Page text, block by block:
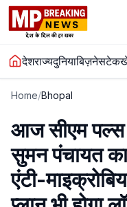
देशराज्यदुनियाबिज़नेसटेक
Home/Bhopal
आज सीएम पल्स
सुमन पंचायत
एंटी-